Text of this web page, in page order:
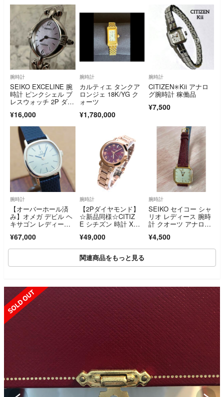
腕時計
SEIKO EXCELINE 腕
時計 ピンクシェル ブ
レスウォッチ 2P ダイ
¥16,000
腕時計
カルティエ タンクア
ロンジェ 18K/YG ク
ォーツ
¥1,780,000
腕時計
CITIZEN✳️Kii アナロ
グ腕時計 稼働品
¥7,500
腕時計
【オーバーホール済
み】オメガ デビル ヘ
キサゴン レディー
¥67,000
腕時計
【2Pダイヤモンド】
☆新品同様☆CITIZ
E シチズン 時計 X
¥49,000
腕時計
SEIKO セイコー シャ
リオ レディース 腕時
計 クオーツ アナロ
ド アイボリー 文字
盤 1400-5430
¥4,500
関連商品をもっと見る
SOLD OUT